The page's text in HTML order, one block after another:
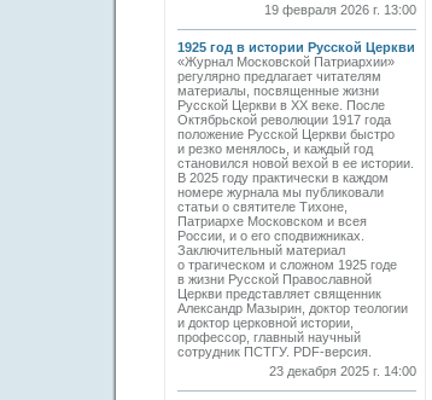
19 февраля 2026 г. 13:00
1925 год в истории Русской Церкви
«Журнал Московской Патриархии»
регулярно предлагает читателям
материалы, посвященные жизни
Русской Церкви в ХХ веке. После
Октябрьской революции 1917 года
положение Русской Церкви быстро
и резко менялось, и каждый год
становился новой вехой в ее истории.
В 2025 году практически в каждом
номере журнала мы публиковали
статьи о святителе Тихоне,
Патриархе Московском и всея
России, и о его сподвижниках.
Заключительный материал
о трагическом и сложном 1925 годе
в жизни Русской Православной
Церкви представляет священник
Александр Мазырин, доктор теологии
и доктор церковной истории,
профессор, главный научный
сотрудник ПСТГУ. PDF-версия.
23 декабря 2025 г. 14:00